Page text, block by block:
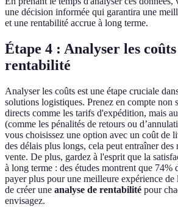
une décision informée qui garantira une
et une rentabilité accrue à long terme.
Étape 4 : Analyser les
rentabilité
Analyser les coûts est une étape cruciale
solutions logistiques. Prenez en compte non
directs comme les tarifs d'expédition, mais
(comme les pénalités de retours ou
vous choisissez une option avec un coût de
des délais plus longs, cela peut entraîner des
vente. De plus, gardez à l'esprit que la
à long terme : des études montrent que 74%
payer plus pour une meilleure expérience
de créer une analyse de rentabilité pour
envisagez.